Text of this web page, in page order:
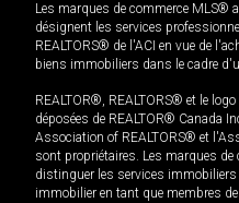
Les marques de commerce MLS®
désignent les services
REALTORS® de l'ACI en vue de
biens immobiliers dans le cadre
REALTOR®, REALTORS® et le
déposées de REALTOR® Canada
Association of REALTORS® et
sont propriétaires. Les marques de
distinguer les services
immobilier en tant que membres